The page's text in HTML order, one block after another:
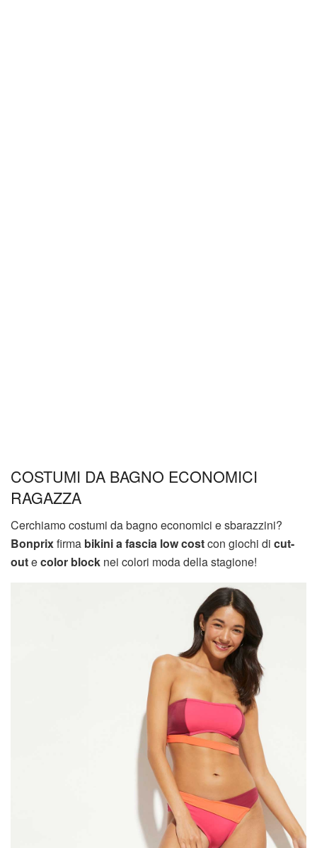
COSTUMI DA BAGNO ECONOMICI
RAGAZZA
Cerchiamo costumi da bagno economici e sbarazzini?
Bonprixfirma bikini a fascia low costcon giochi di cut-
outecolor block nei colori moda della stagione!